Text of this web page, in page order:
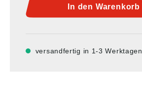
In den Warenkorb
versandfertig in 1-3 Werktagen